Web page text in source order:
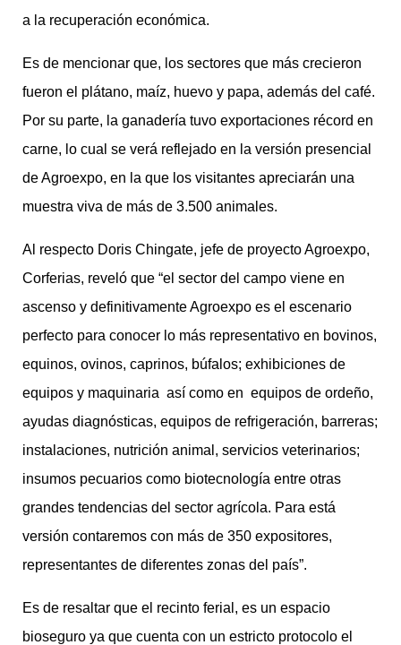
a la recuperación económica.
Es de mencionar que, los sectores que más crecieron
fueron el plátano, maíz, huevo y papa, además del café.
Por su parte, la ganadería tuvo exportaciones récord en
carne, lo cual se verá reflejado en la versión presencial
de Agroexpo, en la que los visitantes apreciarán una
muestra viva de más de 3.500 animales.
Al respecto Doris Chingate, jefe de proyecto Agroexpo,
Corferias, reveló que “el sector del campo viene en
ascenso y definitivamente Agroexpo es el escenario
perfecto para conocer lo más representativo en bovinos,
equinos, ovinos, caprinos, búfalos; exhibiciones de
equipos y maquinaria así como en equipos de ordeño,
ayudas diagnósticas, equipos de refrigeración, barreras;
instalaciones, nutrición animal, servicios veterinarios;
insumos pecuarios como biotecnología entre otras
grandes tendencias del sector agrícola. Para está
versión contaremos con más de 350 expositores,
representantes de diferentes zonas del país”.
Es de resaltar que el recinto ferial, es un espacio
bioseguro ya que cuenta con un estricto protocolo el